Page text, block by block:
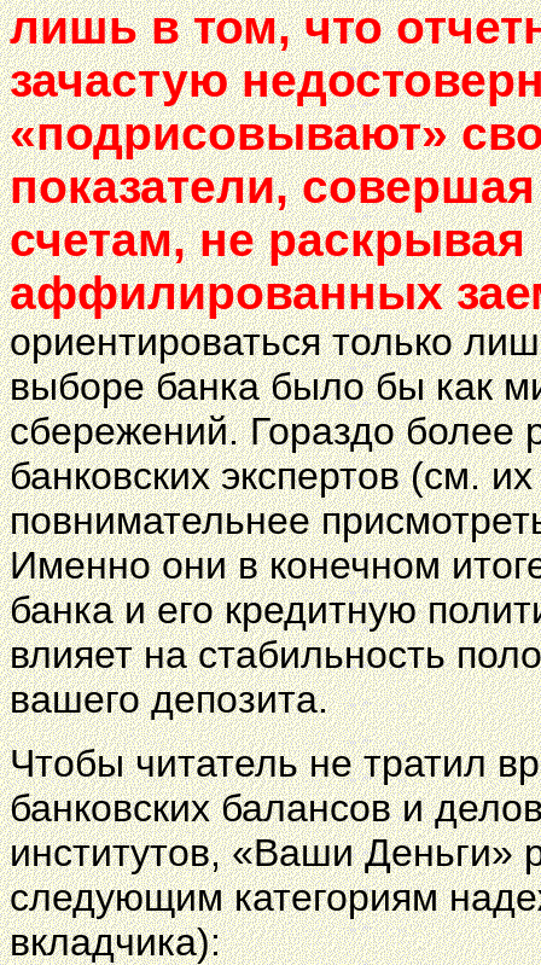
лишь в том, что
зачастую
«подрисовывают»
показатели,
счетам, не
аффилированных
ориентироваться только
выборе банка было бы как
сбережений. Гораздо более
банковских экспертов (см.
повнимательнее
Именно они в конечном
банка и его кредитную
влияет на стабильность
вашего депозита.
Чтобы читатель не тратил
банковских балансов и
институтов, «Ваши Деньги»
следующим категориям
вкладчика):